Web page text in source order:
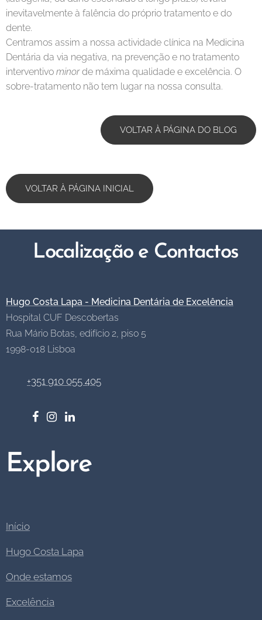
inevitavelmente à falência do próprio tratamento e do
dente.
Centramos assim a nossa actividade clínica na Medicina
Dentária da via negativa, na prevenção e no tratamento
interventivo minorde máxima qualidade e excelência. O
sobre-tratamento não tem lugar na nossa consulta.
VOLTAR À PÁGINA DO BLOG
VOLTAR À PÁGINA INICIAL
Localização e Contactos
Hugo Costa Lapa - Medicina Dentária de Excelência
Hospital CUF Descobertas
Rua Mário Botas, edifício 2, piso 5
1998-018 Lisboa
+351 910 055 405
Explore
Início
Hugo Costa Lapa
Onde estamos
Excelência